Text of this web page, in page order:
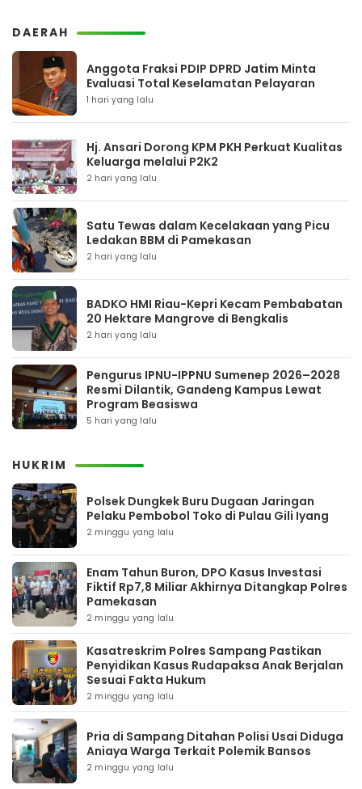
DAERAH
Anggota Fraksi PDIP DPRD Jatim Minta
Evaluasi Total Keselamatan Pelayaran
1 hari yang lalu
Hj. Ansari Dorong KPM PKH Perkuat Kualitas
Keluarga melalui P2K2
2 hari yang lalu
Satu Tewas dalam Kecelakaan yang Picu
Ledakan BBM di Pamekasan
2 hari yang lalu
BADKO HMI Riau-Kepri Kecam Pembabatan
20 Hektare Mangrove di Bengkalis
2 hari yang lalu
Pengurus IPNU-IPPNU Sumenep 2026–2028
Resmi Dilantik, Gandeng Kampus Lewat
Program Beasiswa
5 hari yang lalu
HUKRIM
Polsek Dungkek Buru Dugaan Jaringan
Pelaku Pembobol Toko di Pulau Gili Iyang
2 minggu yang lalu
Enam Tahun Buron, DPO Kasus Investasi
Fiktif Rp7,8 Miliar Akhirnya Ditangkap Polres
Pamekasan
2 minggu yang lalu
Kasatreskrim Polres Sampang Pastikan
Penyidikan Kasus Rudapaksa Anak Berjalan
Sesuai Fakta Hukum
2 minggu yang lalu
Pria di Sampang Ditahan Polisi Usai Diduga
Aniaya Warga Terkait Polemik Bansos
2 minggu yang lalu